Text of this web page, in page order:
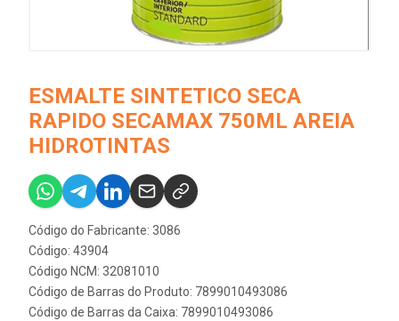
ESMALTE SINTETICO SECA
RAPIDO SECAMAX 750ML AREIA
HIDROTINTAS
Código do Fabricante: 3086
Código: 43904
Código NCM: 32081010
Código de Barras do Produto: 7899010493086
Código de Barras da Caixa: 7899010493086